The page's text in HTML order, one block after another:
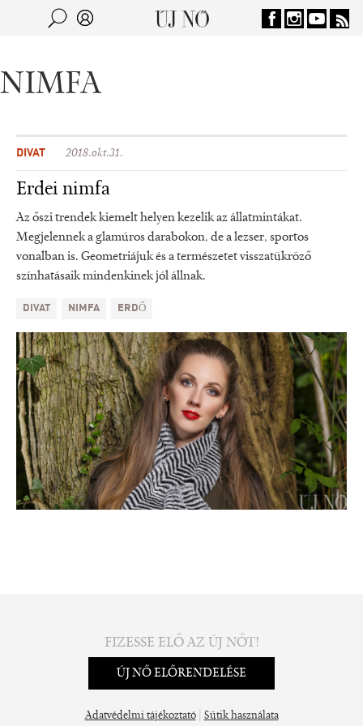
Jump to navigation
NIMFA
DIVAT 2018.okt.31.
Erdei nimfa
Az őszi trendek kiemelt helyen kezelik az állatmintákat.
Megjelennek a glamúros darabokon, de a lezser, sportos
vonalban is. Geometriájuk és a természetet visszatükröző
színhatásaik mindenkinek jól állnak.
DIVAT NIMFA ERDŐ
FIZESSE ELŐ AZ ÚJ NŐT!
ÚJ NŐ ELŐRENDELÉSE
Adatvédelmi tájékoztató| Sütik használata